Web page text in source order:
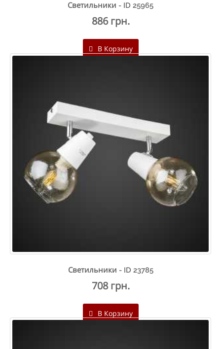
Светильники - ID 25965
886 грн.
В Корзину
Светильники - ID 23785
708 грн.
В Корзину